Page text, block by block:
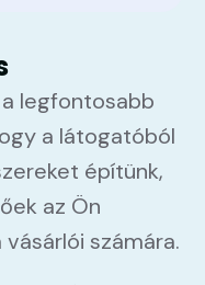
legfontosabb
a látogatóból
építünk,
az Ön
számára.